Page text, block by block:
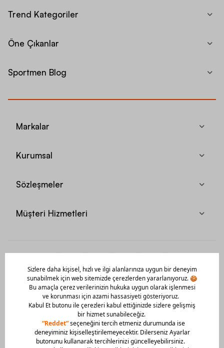
Trend Kategoriler
Öne Çıkanlar
Sportmen Blog
Markalar
Kurumsal
Sözleşmeler
Müşteri Hizmetleri
Mobil Uygulamamızı Hemen İndir!